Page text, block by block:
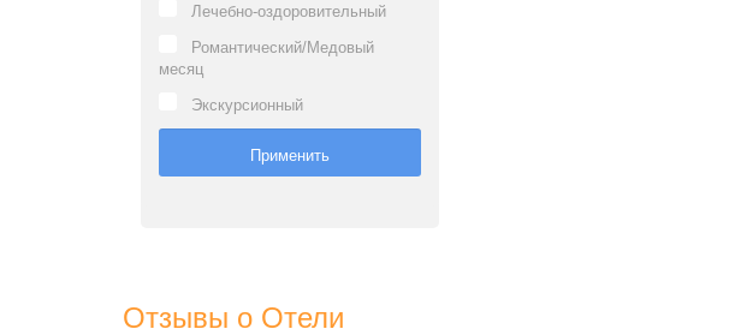
Лечебно-оздоровительный
Романтический/Медовый
месяц
Экскурсионный
Отзывы о Отели